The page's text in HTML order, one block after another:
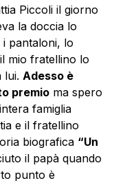
Piccoli il giorno
la doccia lo
i pantaloni, lo
mio fratellino lo
lui. Adesso è
premio ma spero
famiglia
e il fratellino
biografica “Un
il papà quando
punto è